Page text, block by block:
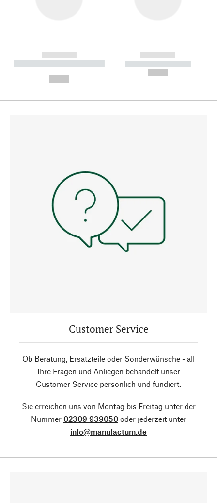
------------
----------- ----------- --------
------------
----------- -----------
Customer Service
Ob Beratung, Ersatzteile oder Sonderwünsche - all
Ihre Fragen und Anliegen behandelt unser
Customer Service persönlich und fundiert.
Sie erreichen uns von Montag bis Freitag unter der
Nummer 02309 939050oder jederzeit unter
info@manufactum.de